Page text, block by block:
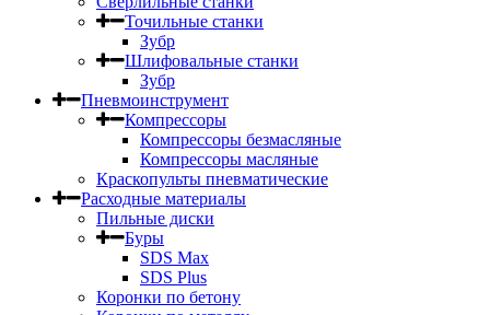
Точильные станки
Зубр
Шлифовальные станки
Зубр
Пневмоинструмент
Компрессоры
Компрессоры безмасляные
Компрессоры масляные
Краскопульты пневматические
Расходные материалы
Пильные диски
Буры
SDS Max
SDS Plus
Коронки по бетону